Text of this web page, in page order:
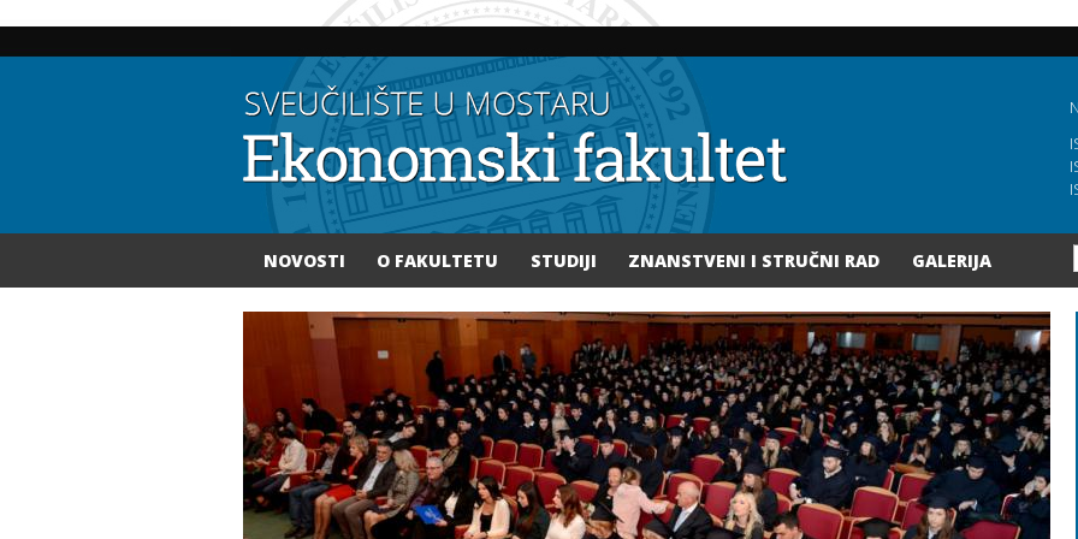
glavni
NOVOSTI O FAKULTETU STUDIJI ZNANSTVENI I STRUČNI RAD GALERIJA
Vi ste ovdje